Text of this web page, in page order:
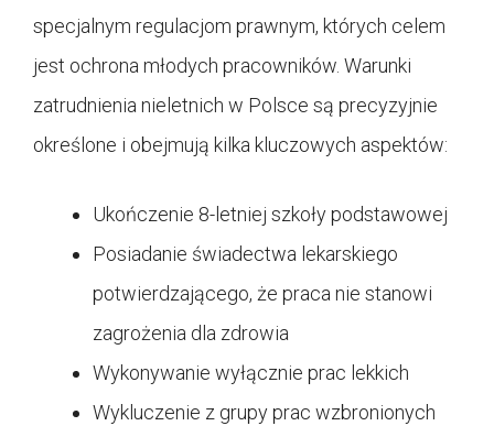
specjalnym regulacjom prawnym, których celem
jest ochrona młodych pracowników. Warunki
zatrudnienia nieletnich w Polsce są precyzyjnie
określone i obejmują kilka kluczowych aspektów:
Ukończenie 8-letniej szkoły podstawowej
Posiadanie świadectwa lekarskiego
potwierdzającego, że praca nie stanowi
zagrożenia dla zdrowia
Wykonywanie wyłącznie prac lekkich
Wykluczenie z grupy prac wzbronionych